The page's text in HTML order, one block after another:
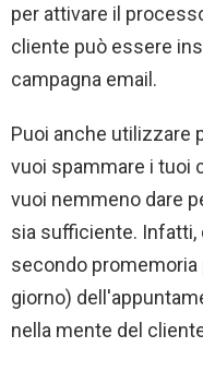
per attivare il
cliente può essere
campagna email.
Puoi anche utilizzare
vuoi spammare i tuoi
vuoi nemmeno dare
sia sufficiente. Infatti,
secondo
giorno)
nella mente del